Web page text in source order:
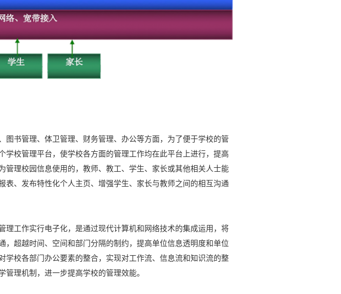
书管理、体卫管理、财务管理、办公等方面，为了便于学校的管
校管理平台，使学校各方面的管理工作均在此平台上进行，提高
理校园信息使用的，教师、教工、学生、家长或其他相关人士能
、发布特性化个人主页、增强学生、家长与教师之间的相互沟通
工作实行电子化，是通过现代计算机和网络技术的集成运用，将
超越时间、空间和部门分隔的制约，提高单位信息透明度和单位
校各部门办公要素的整合，实现对工作流、信息流和知识流的整
理机制，进一步提高学校的管理效能。